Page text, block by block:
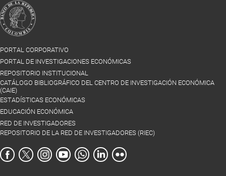
PORTAL CORPORATIVO
PORTAL DE INVESTIGACIONES ECONÓMICAS
REPOSITORIO INSTITUCIONAL
CATÁLOGO BIBLIOGRÁFICO DEL CENTRO DE INVESTIGACIÓN ECONÓMICA
(CAIE)
ESTADÍSTICAS ECONÓMICAS
EDUCACIÓN ECONÓMICA
RED DE INVESTIGADORES
REPOSITORIO DE LA RED DE INVESTIGADORES (RIEC)